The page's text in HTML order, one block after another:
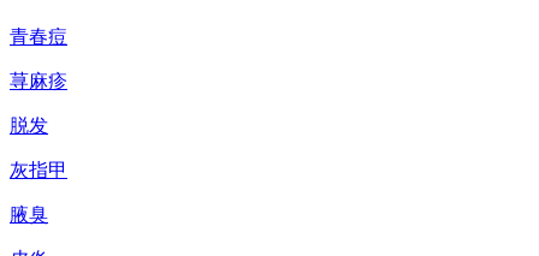
青春痘
荨麻疹
脱发
灰指甲
腋臭